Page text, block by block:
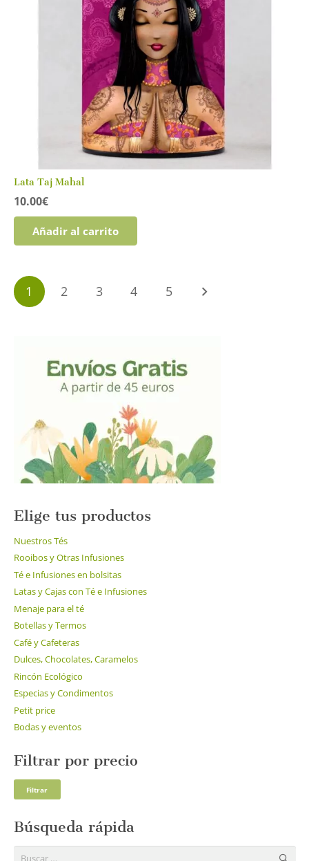
Lata Taj Mahal
10.00€
Añadir al carrito
Paginación
de
1 2 3 4 5
Elige tus productos
Nuestros Tés
Rooibos y Otras Infusiones
Té e Infusiones en bolsitas
Latas y Cajas con Té e Infusiones
Menaje para el té
Botellas y Termos
Café y Cafeteras
Dulces, Chocolates, Caramelos
Rincón Ecológico
Especias y Condimentos
Petit price
Bodas y eventos
Filtrar por precio
Filtrar
Búsqueda rápida
Buscar: